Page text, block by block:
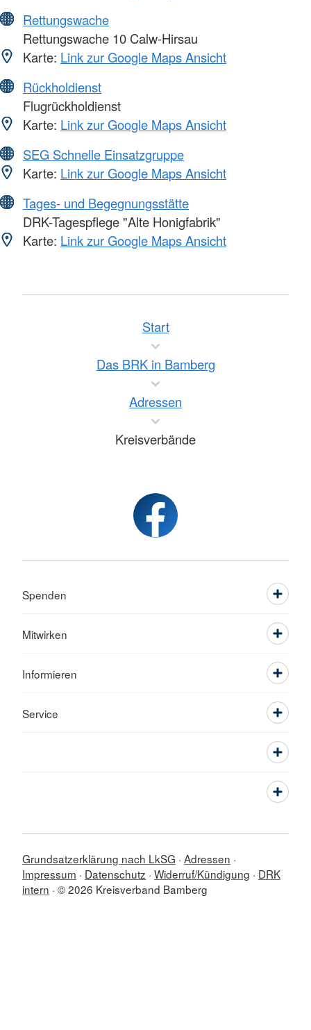
Rettungswache
Rettungswache 10 Calw-Hirsau
Karte: Link zur Google Maps Ansicht
Rückholdienst
Flugrückholdienst
Karte: Link zur Google Maps Ansicht
SEG Schnelle Einsatzgruppe
Karte: Link zur Google Maps Ansicht
Tages- und Begegnungsstätte
DRK-Tagespflege "Alte Honigfabrik"
Karte: Link zur Google Maps Ansicht
Start
Das BRK in Bamberg
Adressen
Kreisverbände
Spenden
Mitwirken
Informieren
Service
Grundsatzerklärung nach LkSG Adressen
Impressum
Datenschutz Widerruf/Kündigung
DRK
intern © 2026 Kreisverband Bamberg